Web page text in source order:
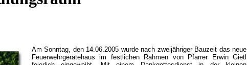
Am Sonntag, den 14.06.2005 wurde nach zweijähriger Bauzeit das neue
Feuerwehrgerätehaus im festlichen Rahmen von Pfarrer Erwin Gietl